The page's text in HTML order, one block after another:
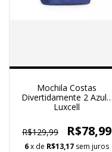
Mochila Costas
Divertidamente 2 Azul -
Luxcell
R$129,99 R$78,99
6x de R$13,17 sem juros